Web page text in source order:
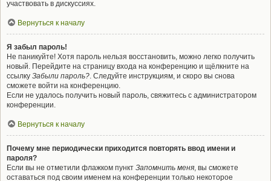
участвовать в дискуссиях.
Вернуться к началу
Я забыл пароль!
Не паникуйте! Хотя пароль нельзя восстановить, можно легко получить
новый. Перейдите на страницу входа на конференцию и щёлкните на
ссылку Забыли пароль?. Следуйте инструкциям, и скоро вы снова
сможете войти на конференцию.
Если не удалось получить новый пароль, свяжитесь с администратором
конференции.
Вернуться к началу
Почему мне периодически приходится повторять ввод имени и
пароля?
Если вы не отметили флажком пункт Запомнить меня, вы сможете
оставаться под своим именем на конференции только некоторое